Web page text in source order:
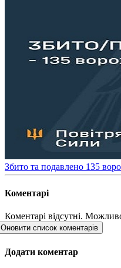
​Збито та подавлено 135
Коментарі
Коментарі відсутні.
Оновити список коментарів
Додати коментар